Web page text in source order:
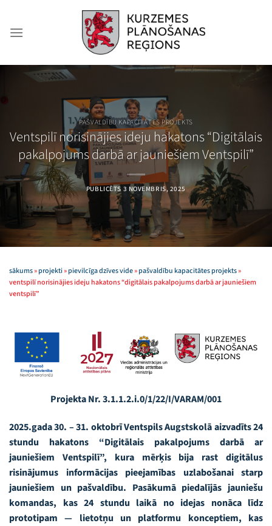
content
PAŠVALDĪBU KAPACITĀTES PROJEKTS
Ventspilī norisinājies ideju hakatons “Digitālais
pakalpojums darbā ar jauniešiem Ventspilī”
PUBLICĒTS 3 NOVEMBRIS, 2025
sākums»projekti»pievilcīga dzīves vide»pašvaldību kapacitātes projekts»
ventspilī norisinājies ideju hakatons “digitālais pakalpojums darbā ar jauniešiem
ventspilī”
Projekta Nr. 3.1.1.2.i.0/1/22/I/VARAM/001
2025.gada 30. – 31. oktobrī Ventspils Augstskolā aizvadīts 24
stundu hakatons “Digitālais pakalpojums darbā ar
jauniešiem Ventspilī”, kura mērķis bija rast digitālus
risinājumus informācijas pieejamības uzlabošanai starp
jauniešiem un pašvaldību. Pasākumā piedalījās jauniešu
komandas, kas 24 stundu laikā no idejas nonāca līdz
prototipam — lietotņu un platformu konceptiem, kas